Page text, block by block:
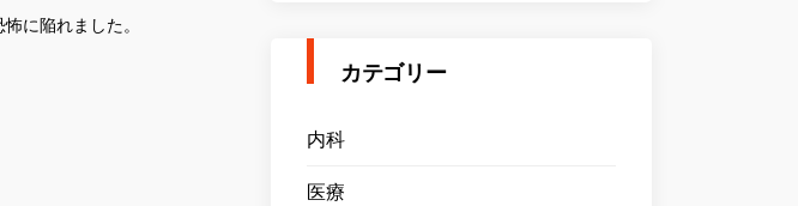
に陥れました。
カテゴリー
内科
医療